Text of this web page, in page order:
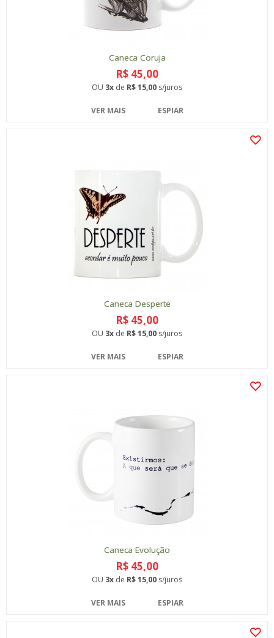
Caneca Coruja
R$ 45,00
OU 3x de R$ 15,00 s/juros
VER MAIS ESPIAR
Caneca Desperte
R$ 45,00
OU 3x de R$ 15,00 s/juros
VER MAIS ESPIAR
Caneca Evolução
R$ 45,00
OU 3x de R$ 15,00 s/juros
VER MAIS ESPIAR